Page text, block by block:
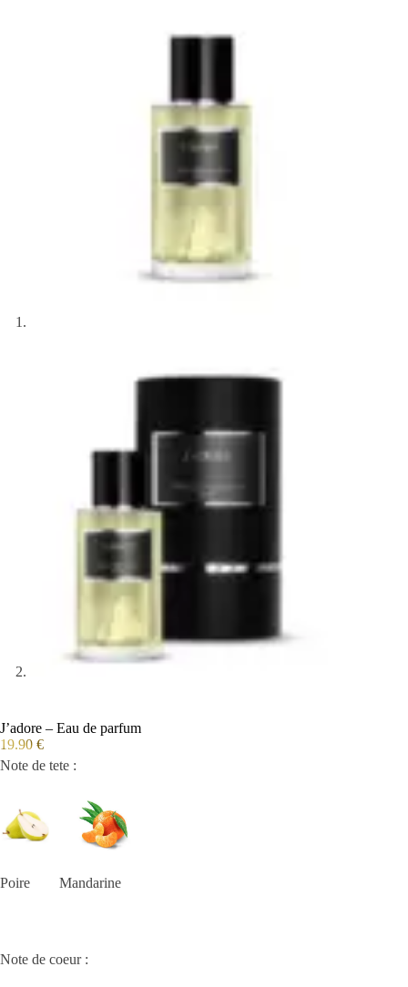
J’adore – Eau de parfum
19.90 €
Note de tete :
Poire Mandarine
Note de coeur :